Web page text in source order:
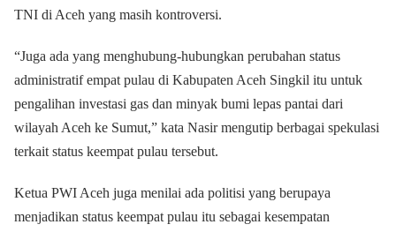
TNI di Aceh yang masih kontroversi.
“Juga ada yang menghubung-hubungkan perubahan status
administratif empat pulau di Kabupaten Aceh Singkil itu untuk
pengalihan investasi gas dan minyak bumi lepas pantai dari
wilayah Aceh ke Sumut,” kata Nasir mengutip berbagai spekulasi
terkait status keempat pulau tersebut.
Ketua PWI Aceh juga menilai ada politisi yang berupaya
menjadikan status keempat pulau itu sebagai kesempatan